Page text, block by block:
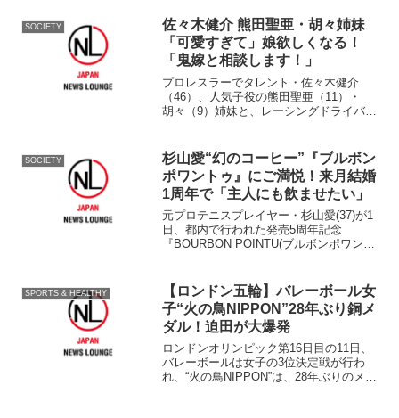
ち、1988年のソウルオリンピック以来、
2...
SOCIETY
佐々木健介 熊田聖亜・胡々姉妹
「可愛すぎて」娘欲しくなる！
「鬼嫁と相談します！」
プロレスラーでタレント・佐々木健介
（46）、人気子役の熊田聖亜（11）・
胡々（9）姉妹と、レーシングドライバ
催された「JAFXロッテ
『BKACKBLACK』秋の高速...
SOCIETY
杉山愛“幻のコーヒー”『ブルボン
ポワントゥ』にご満悦！来月結婚
1周年で「主人にも飲ませたい」
元プロテニスプレイヤー・杉山愛(37)が1
日、都内で行われた発売5周年記念
『BOURBON POINTU(ブルボンポワント
『BOURBON POINTU』の発売5周...
SPORTS & HEALTHY
【ロンドン五輪】バレーボール女
子“火の鳥NIPPON”28年ぶり銅メ
ダル！迫田が大爆発
ロンドンオリンピック第16日目の11日、
バレーボールは女子の3位決定戦が行わ
れ、“火の鳥NIPPON”は、28年ぶりのメダ